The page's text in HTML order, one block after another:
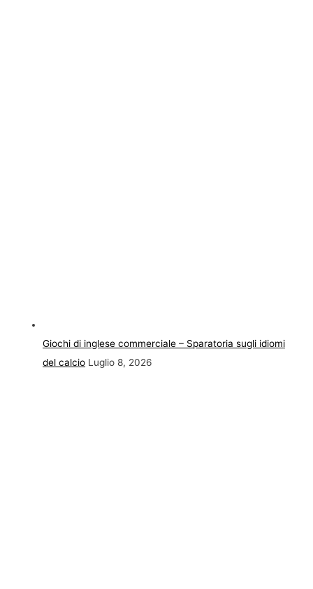
Giochi di inglese commerciale – Sparatoria sugli idiomi
del calcio Luglio 8, 2026